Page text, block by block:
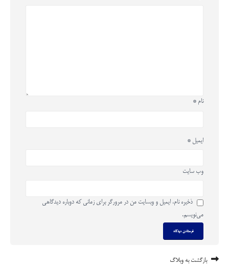
نام *
ایمیل *
وب‌ سایت
ذخیره نام، ایمیل و وبسایت من در مرورگر برای زمانی که دوباره دیدگاهی
می‌نویسم.
بازگشت به وبلاگ